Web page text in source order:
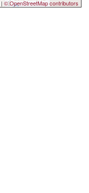
| © OpenStreetMap contributors